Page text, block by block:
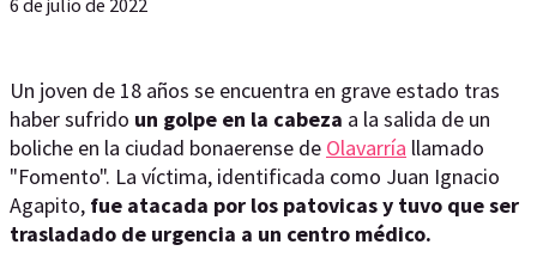
6 de julio de 2022
Un joven de 18 años se encuentra en grave estado tras
haber sufrido un golpe en la cabeza a la salida de un
boliche en la ciudad bonaerense de Olavarría llamado
"Fomento". La víctima, identificada como Juan Ignacio
Agapito, fue atacada por los patovicas y tuvo queser
trasladado de urgencia a un centro médico.